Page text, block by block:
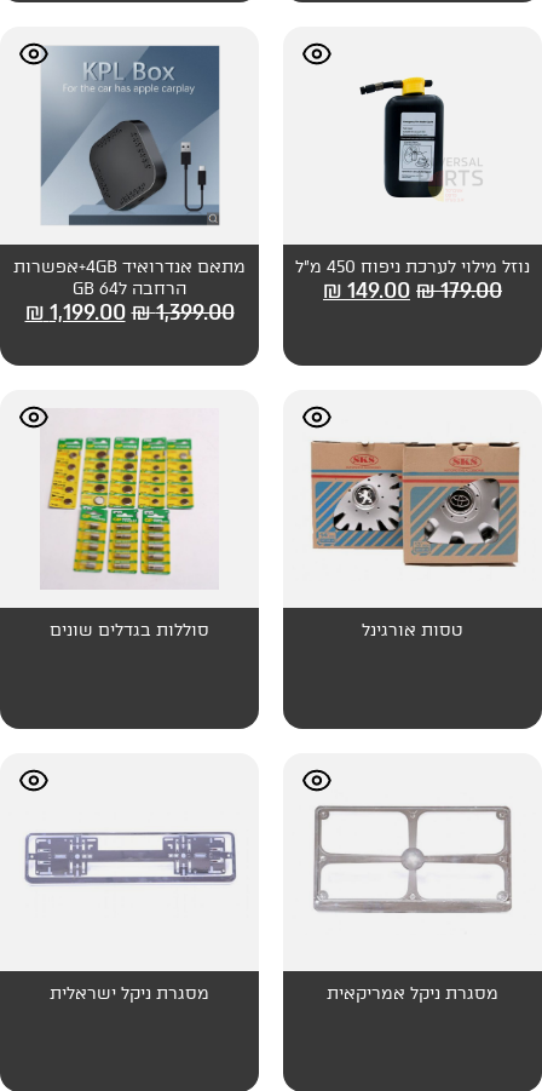
מ"ל
₪
מתאם אנדרואיד 4GB+אפשרות
הרחבה ל64 GB
1,199.00
₪
סוללות בגדלים שונים
מסגרת ניקל ישראלית